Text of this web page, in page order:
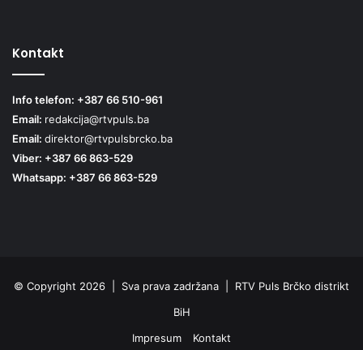
Kontakt
Info telefon: +387 66 510-961
Email: redakcija@rtvpuls.ba
Email: direktor@rtvpulsbrcko.ba
Viber: +387 66 863-529
Whatsapp: +387 66 863-529
© Copyright 2026 | Sva prava zadržana | RTV Puls Brčko distrikt
BiH
Impresum
Kontakt